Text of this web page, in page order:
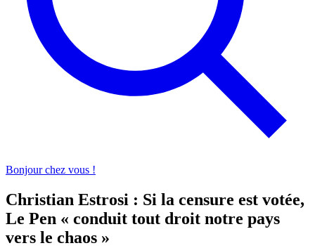
Bonjour chez vous !
Christian Estrosi : Si la censure est votée,
Le Pen « conduit tout droit notre pays
vers le chaos »